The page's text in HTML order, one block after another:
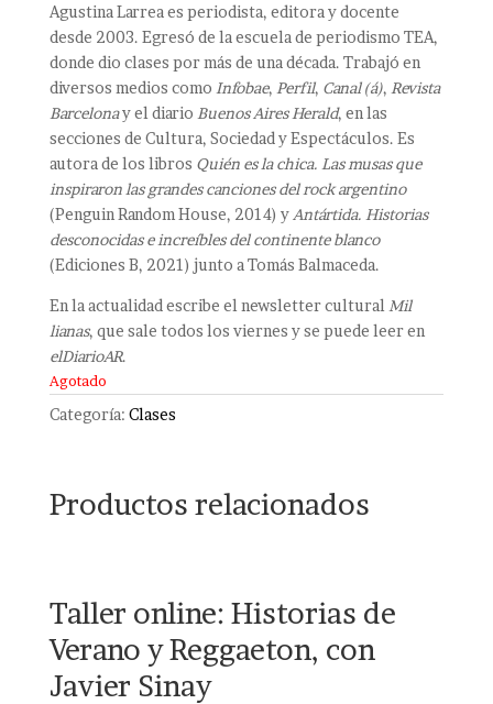
Agustina Larrea es periodista, editora y docente
desde 2003. Egresó de la escuela de periodismo TEA,
donde dio clases por más de una década. Trabajó en
diversos medios como Infobae, Perfil, Canal (á), Revista
Barcelonay el diario Buenos Aires Herald, en las
secciones de Cultura, Sociedad y Espectáculos. Es
autora de los libros Quién es la chica. Las musas que
inspiraron las grandes canciones del rock argentino
(Penguin Random House, 2014) y Antártida. Historias
desconocidas e increíbles del continente blanco
(Ediciones B, 2021) junto a Tomás Balmaceda.
En la actualidad escribe el newsletter cultural Mil
lianas, que sale todos los viernes y se puede leer en
elDiarioAR.
Agotado
Categoría: Clases
Productos relacionados
Taller online: Historias de
Verano y Reggaeton, con
Javier Sinay